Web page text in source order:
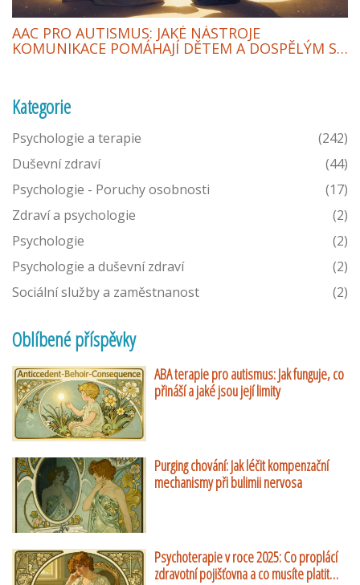
AAC PRO AUTISMUS: JAKÉ NÁSTROJE
KOMUNIKACE POMÁHAJÍ DĚTEM A DOSPĚLÝM S
Kategorie
Psychologie a terapie
(242)
Duševní zdraví
(44)
Psychologie - Poruchy osobnosti
(17)
Zdraví a psychologie
(2)
Psychologie
(2)
Psychologie a duševní zdraví
(2)
Sociální služby a zaměstnanost
(2)
Oblíbené příspěvky
ABA terapie pro autismus: Jak funguje, co
přináší a jaké jsou její limity
Purging chování: Jak léčit kompenzační
mechanismy při bulimii nervosa
Psychoterapie v roce 2025: Co proplácí
zdravotní pojišťovna a co musíte platit